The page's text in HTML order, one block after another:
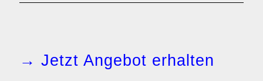
→ Jetzt Angebot erhalten